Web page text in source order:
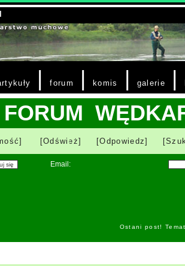
|forum | komis | galerie |
FORUM
[Odśwież] [Odpowiedz]
Email:
Ostani post!